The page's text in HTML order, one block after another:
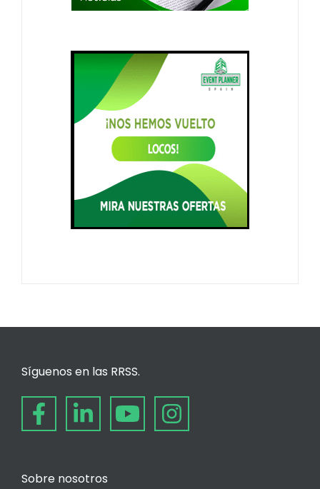
Síguenos en las RRSS.
Sobre nosotros